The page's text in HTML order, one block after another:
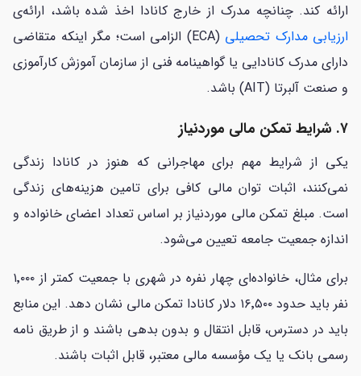
ارائه کند. چنانچه مدرک از خارج کانادا اخذ شده باشد، ارائه‌ی
ارزیابی مدارک تحصیلی
(ECA) الزامی است؛ مگر اینکه متقاضی
دارای مدرک کانادایی یا گواهینامه فنی از سازمان آموزش کارآموزی
و صنعت آلبرتا (AIT) باشد.
۷. شرایط تمکن مالی موردنیاز
یکی از شرایط مهم برای مهاجرانی که هنوز در کانادا زندگی
نمی‌کنند، اثبات توان مالی کافی برای تامین هزینه‌های زندگی
است. مبلغ تمکن مالی موردنیاز بر اساس تعداد اعضای خانواده و
اندازه جمعیت جامعه تعیین می‌شود.
برای مثال، خانواده‌ای چهار نفره در شهری با جمعیت کمتر از ۱٬۰۰۰
نفر باید حدود ۱۶٬۵۰۰ دلار کانادا تمکن مالی نشان دهد. این منابع
باید در دسترس، قابل انتقال و بدون بدهی باشند و از طریق نامه
رسمی بانک یا یک مؤسسه مالی معتبر، قابل اثبات باشند.